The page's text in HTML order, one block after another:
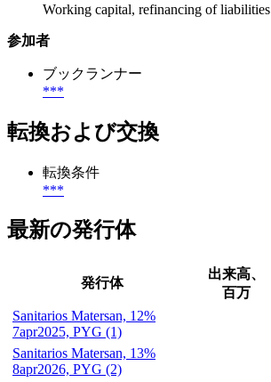
Working capital, refinancing of liabilities
参加者
ブックランナー
***
転換および交換
転換条件
***
最新の発行体
発行体
出来高、
百万
Sanitarios Matersan, 12%
7apr2025, PYG (1)
Sanitarios Matersan, 13%
8apr2026, PYG (2)